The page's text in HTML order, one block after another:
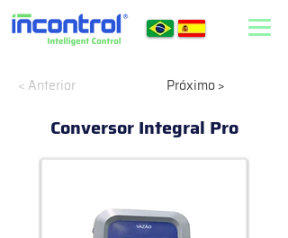
< Anterior Próximo >
Conversor Integral Pro